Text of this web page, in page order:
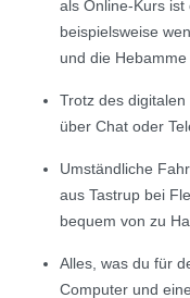
als Online-Kurs
beispielsweise
und die
Trotz des
über Chat oder
Umständliche
aus Tastrup bei
bequem von zu
Alles, was du für
Computer und